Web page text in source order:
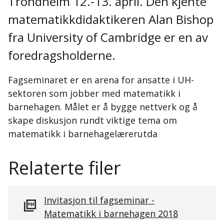
matematikkdidaktikeren Alan Bishop
fra University of Cambridge er en av
foredragsholderne.
Fagseminaret er en arena for ansatte i UH-
sektoren som jobber med matematikk i
barnehagen. Målet er å bygge nettverk og å
skape diskusjon rundt viktige tema om
matematikk i barnehagelærerutda
Relaterte filer
Invitasjon til fagseminar -
Matematikk i barnehagen 2018